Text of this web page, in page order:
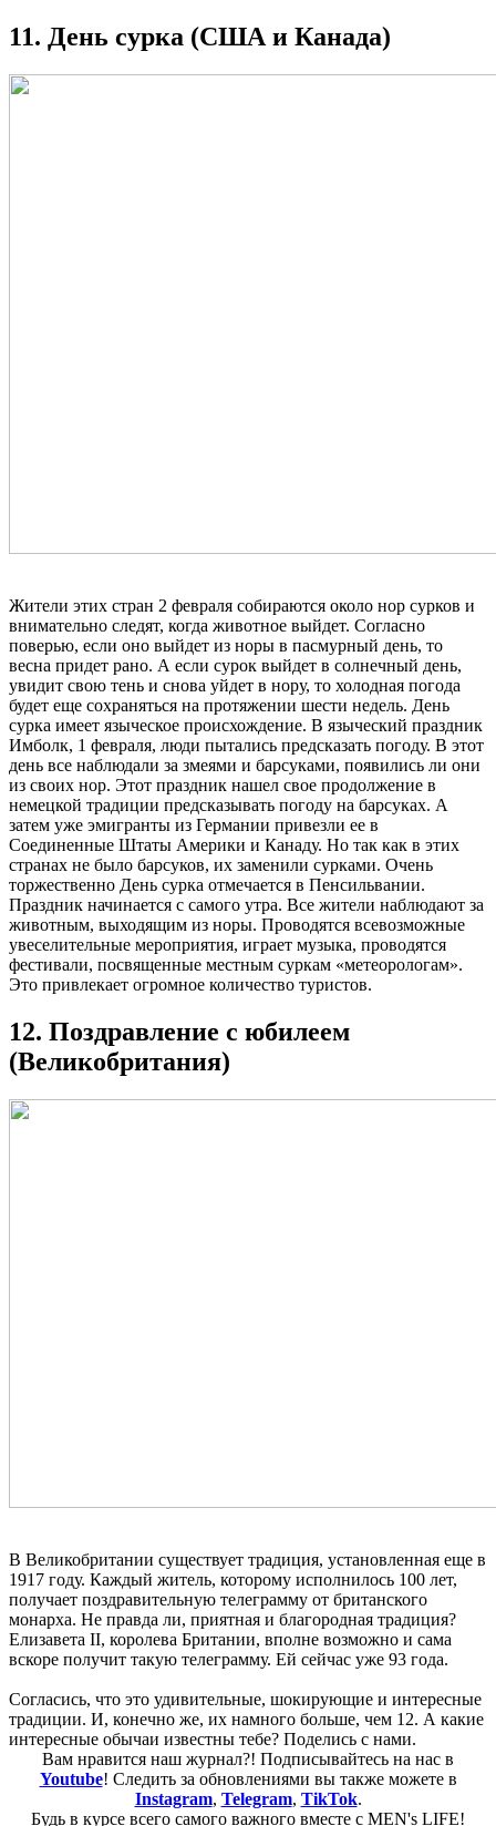
11. День сурка (США и Канада)
Жители этих стран 2 февраля собираются около нор сурков и
внимательно следят, когда животное выйдет. Согласно
поверью, если оно выйдет из норы в пасмурный день, то
весна придет рано. А если сурок выйдет в солнечный день,
увидит свою тень и снова уйдет в нору, то холодная погода
будет еще сохраняться на протяжении шести недель. День
сурка имеет языческое происхождение. В языческий праздник
Имболк, 1 февраля, люди пытались предсказать погоду. В этот
день все наблюдали за змеями и барсуками, появились ли они
из своих нор. Этот праздник нашел свое продолжение в
немецкой традиции предсказывать погоду на барсуках. А
затем уже эмигранты из Германии привезли ее в
Соединенные Штаты Америки и Канаду. Но так как в этих
странах не было барсуков, их заменили сурками. Очень
торжественно День сурка отмечается в Пенсильвании.
Праздник начинается с самого утра. Все жители наблюдают за
животным, выходящим из норы. Проводятся всевозможные
увеселительные мероприятия, играет музыка, проводятся
фестивали, посвященные местным суркам «метеорологам».
Это привлекает огромное количество туристов.
12. Поздравление с юбилеем
(Великобритания)
В Великобритании существует традиция, установленная еще в
1917 году. Каждый житель, которому исполнилось 100 лет,
получает поздравительную телеграмму от британского
монарха. Не правда ли, приятная и благородная традиция?
Елизавета ІІ, королева Британии, вполне возможно и сама
вскоре получит такую телеграмму. Ей сейчас уже 93 года.
Согласись, что это удивительные, шокирующие и интересные
традиции. И, конечно же, их намного больше, чем 12. А какие
интересные обычаи известны тебе? Поделись с нами.
Вам нравится наш журнал?! Подписывайтесь на нас в
Youtube! Следить за обновлениями вы также можете в
Instagram, Telegram, TikTok.
Будь в курсе всего самого важного вместе с MEN's LIFE!